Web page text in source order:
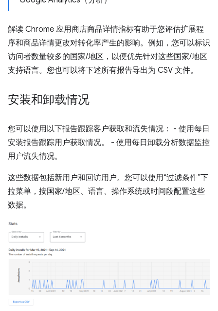
解读 Chrome 应用商店商品详情指标有助于您评估扩展程
序和商品详情更改对转化率产生的影响。例如，您可以标识
访问者数量较多的国家/地区，以便优先针对这些国家/地区
支持语言。您也可以将下述所有报告导出为 CSV 文件。
安装和卸载情况
您可以使用以下报告跟踪客户获取和流失情况： - 使用每日
安装报告跟踪用户获取情况。 - 使用每日卸载分析数据监控
用户流失情况。
这些数据包括新用户和回访用户。您可以使用“过滤条件”下
拉菜单，按国家/地区、语言、操作系统或时间段配置这些
数据。